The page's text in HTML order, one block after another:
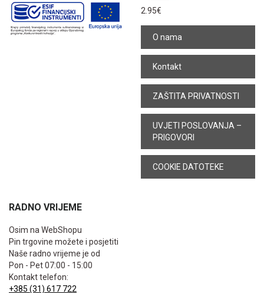
2.95€
O nama
Kontakt
ZAŠTITA PRIVATNOSTI
UVJETI POSLOVANJA –
PRIGOVORI
COOKIE DATOTEKE
RADNO VRIJEME
Osim na WebShopu
Pin trgovine možete i posjetiti
Naše radno vrijeme je od
Pon - Pet 07:00 - 15:00
Kontakt telefon:
+385 (31) 617 722